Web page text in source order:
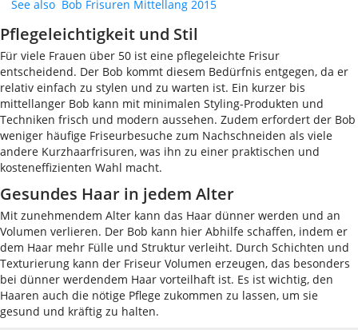
See also Bob Frisuren Mittellang 2015
Pflegeleichtigkeit und Stil
Für viele Frauen über 50 ist eine pflegeleichte Frisur
entscheidend. Der Bob kommt diesem Bedürfnis entgegen, da er
relativ einfach zu stylen und zu warten ist. Ein kurzer bis
mittellanger Bob kann mit minimalen Styling-Produkten und
Techniken frisch und modern aussehen. Zudem erfordert der Bob
weniger häufige Friseurbesuche zum Nachschneiden als viele
andere Kurzhaarfrisuren, was ihn zu einer praktischen und
kosteneffizienten Wahl macht.
Gesundes Haar in jedem Alter
Mit zunehmendem Alter kann das Haar dünner werden und an
Volumen verlieren. Der Bob kann hier Abhilfe schaffen, indem er
dem Haar mehr Fülle und Struktur verleiht. Durch Schichten und
Texturierung kann der Friseur Volumen erzeugen, das besonders
bei dünner werdendem Haar vorteilhaft ist. Es ist wichtig, den
Haaren auch die nötige Pflege zukommen zu lassen, um sie
gesund und kräftig zu halten.